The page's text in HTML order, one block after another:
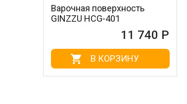
Варочная поверхность
GINZZU HCG-401
11 740 Р
В КОРЗИНУ